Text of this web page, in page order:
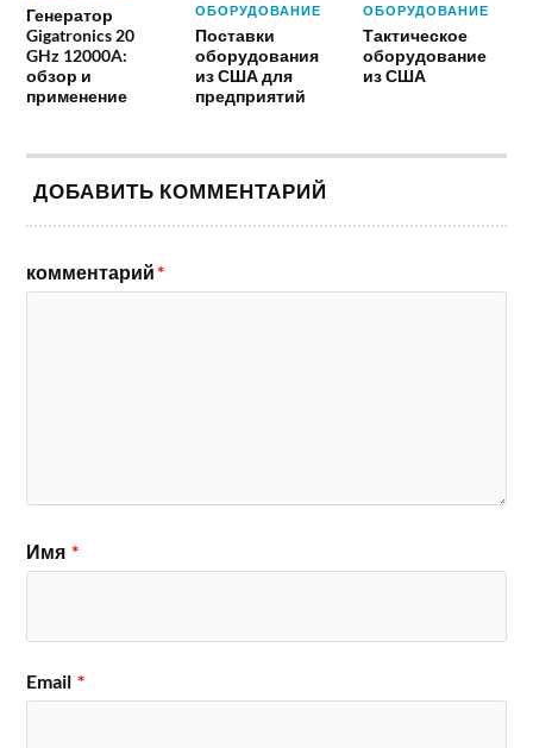
Генератор
Gigatronics 20
GHz 12000A:
обзор и
применение
ОБОРУДОВАНИЕ
Поставки
оборудования
из США для
предприятий
ОБОРУДОВАНИЕ
Тактическое
оборудование
из США
ДОБАВИТЬ КОММЕНТАРИЙ
комментарий*
Имя *
Email *